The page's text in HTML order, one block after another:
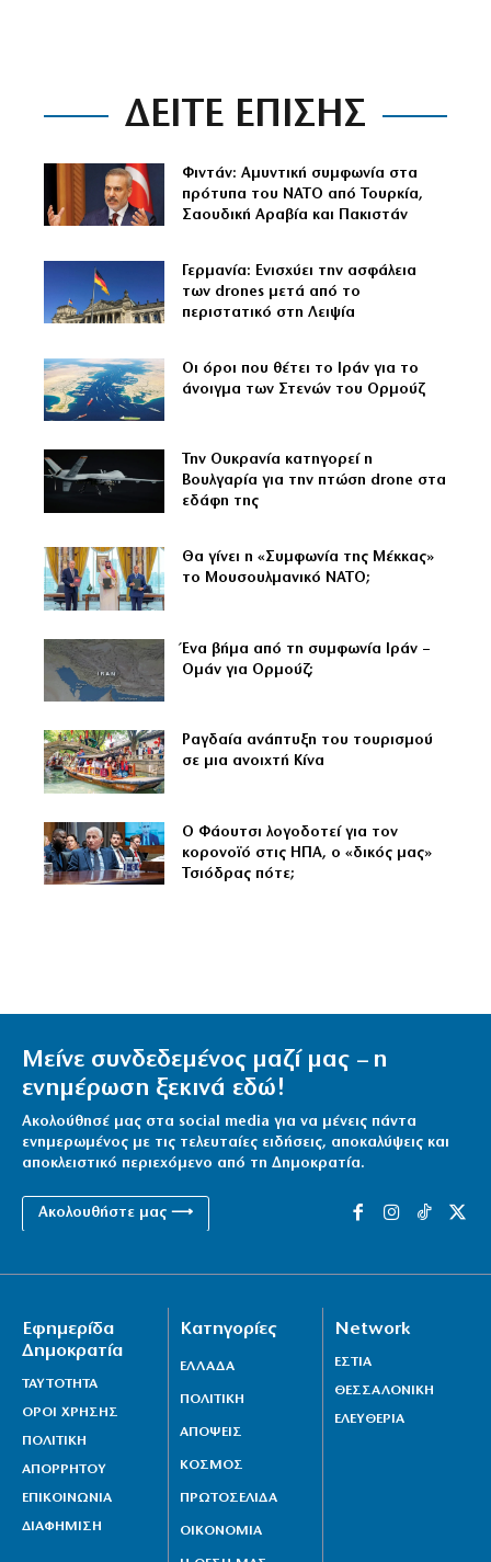
ΔΕΙΤΕ ΕΠΙΣΗΣ
Φιντάν: Αμυντική συμφωνία στα
πρότυπα του ΝΑΤΟ από Τουρκία,
Σαουδική Αραβία και Πακιστάν
Γερμανία: Ενισχύει την ασφάλεια
των drones μετά από το
περιστατικό στη Λειψία
Οι όροι που θέτει το Ιράν για το
άνοιγμα των Στενών του Ορμούζ
Την Ουκρανία κατηγορεί η
Βουλγαρία για την πτώση drone στα
εδάφη της
Θα γίνει η «Συμφωνία της Μέκκας»
το Μουσουλμανικό ΝΑΤΟ;
Ένα βήμα από τη συμφωνία Ιράν –
Ομάν για Ορμούζ;
Ραγδαία ανάπτυξη του τουρισμού
σε μια ανοιχτή Κίνα
Ο Φάουτσι λογοδοτεί για τον
κορονοϊό στις ΗΠΑ, ο «δικός μας»
Τσιόδρας πότε;
Μείνε συνδεδεμένος μαζί μας – η
ενημέρωση ξεκινά εδώ!
Ακολούθησέ μας στα social media για να μένεις πάντα
ενημερωμένος με τις τελευταίες ειδήσεις, αποκαλύψεις και
αποκλειστικό περιεχόμενο από τη Δημοκρατία.
Ακολουθήστε μας ⟶
Εφημερίδα
Δημοκρατία
ΤΑΥΤΟΤΗΤΑ
ΟΡΟΙ ΧΡΗΣΗΣ
ΠΟΛΙΤΙΚΗ
ΑΠΟΡΡΗΤΟΥ
ΕΠΙΚΟΙΝΩΝΙΑ
ΔΙΑΦΗΜΙΣΗ
Κατηγορίες
ΕΛΛΑΔΑ
ΠΟΛΙΤΙΚΗ
ΑΠΟΨΕΙΣ
ΚΟΣΜΟΣ
ΠΡΩΤΟΣΕΛΙΔΑ
ΟΙΚΟΝΟΜΙΑ
Network
ΕΣΤΙΑ
ΘΕΣΣΑΛΟΝΙΚΗ
ΕΛΕΥΘΕΡΙΑ